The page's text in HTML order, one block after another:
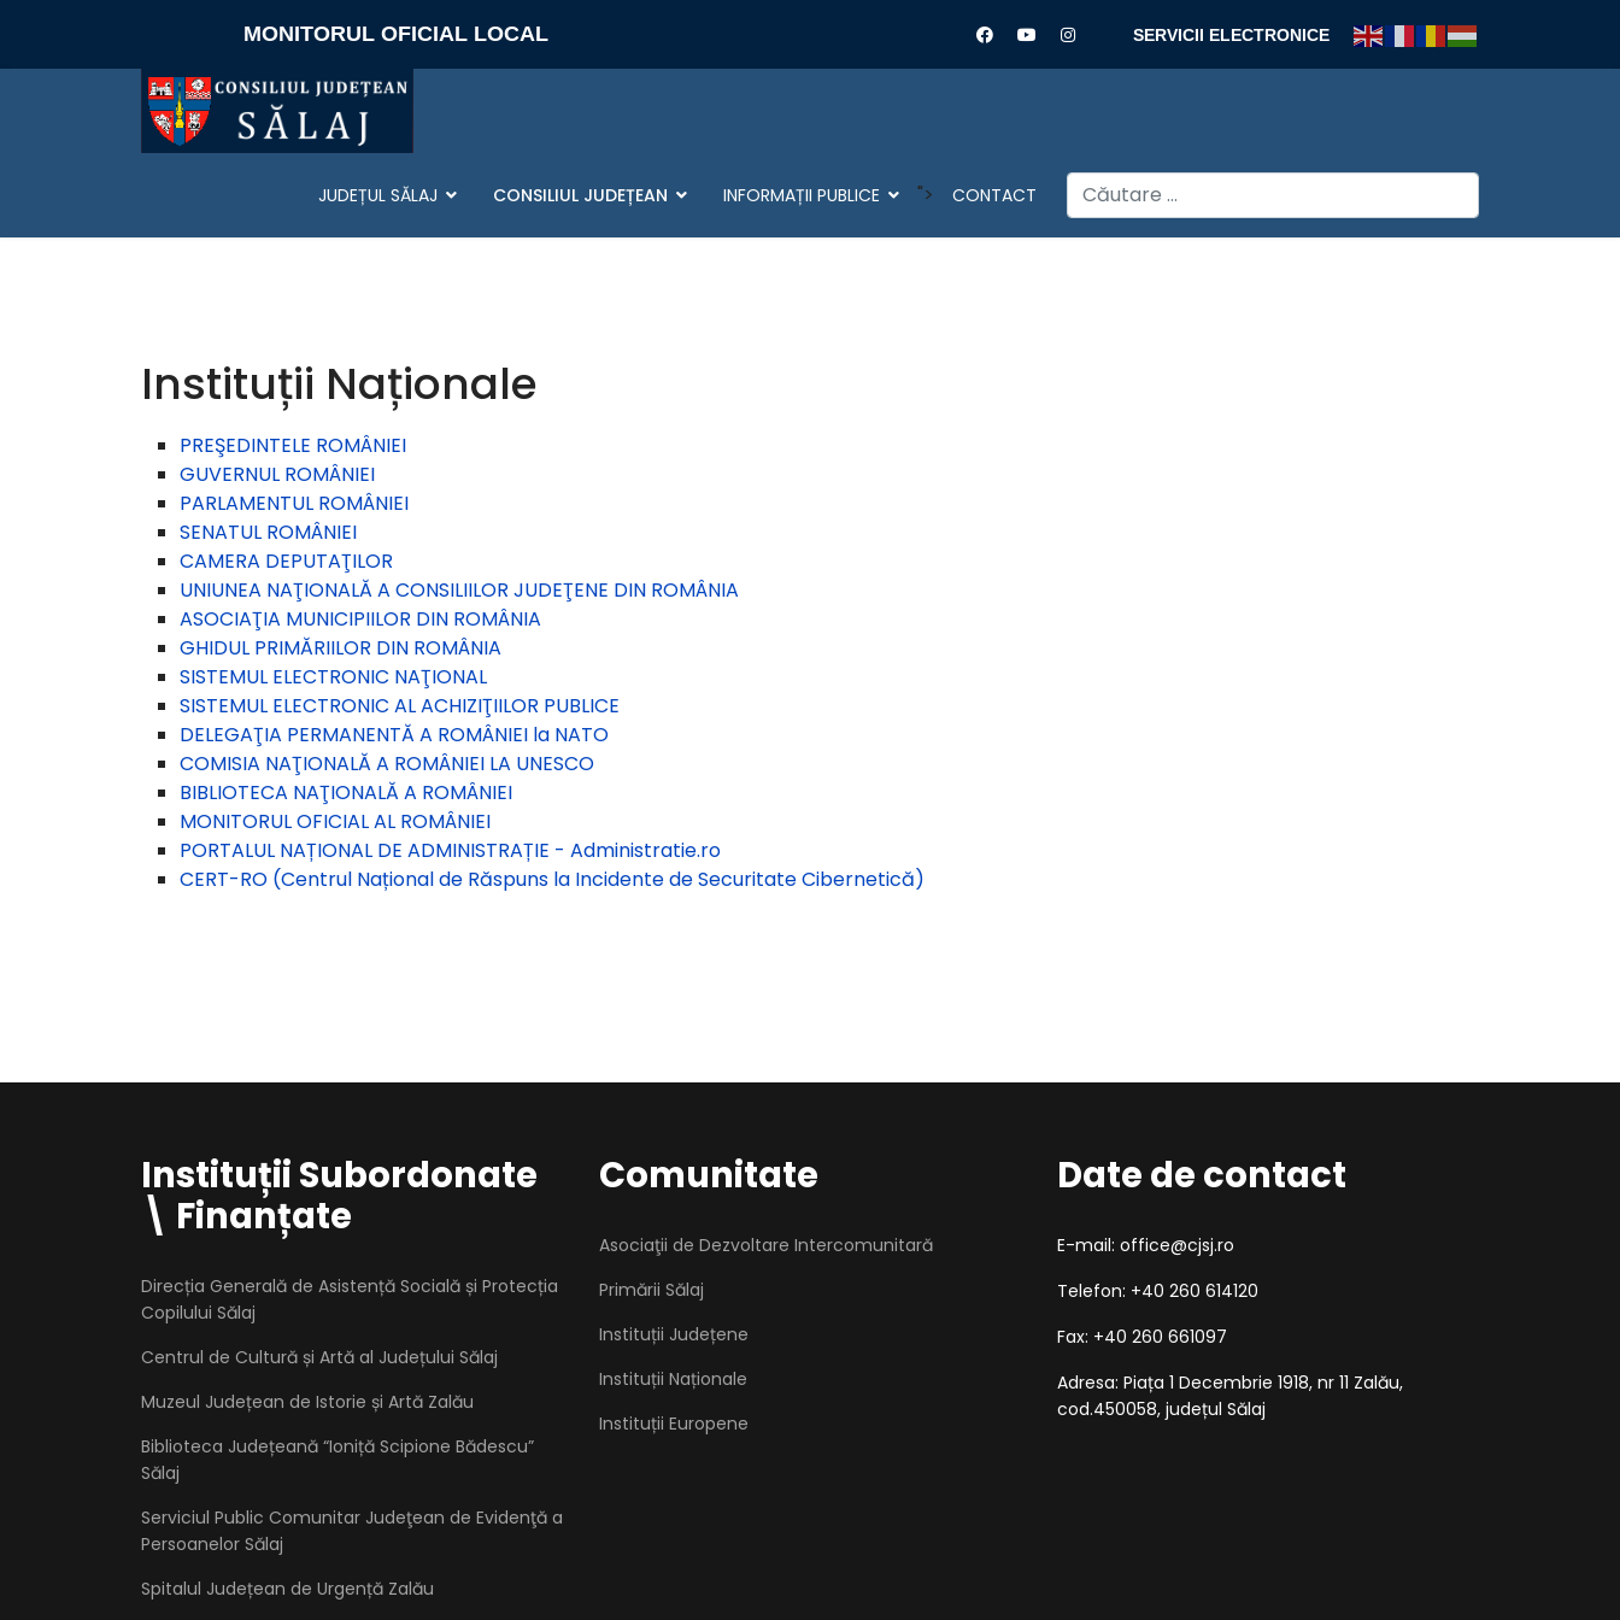
MONITORUL OFICIAL LOCAL SERVICII ELECTRONICE
JUDEȚUL SĂLAJ CONSILIUL JUDEȚEAN INFORMAȚII PUBLICE "> CONTACT Cautare
Instituții Naționale
PREŞEDINTELE ROMÂNIEI
GUVERNUL ROMÂNIEI
PARLAMENTUL ROMÂNIEI
SENATUL ROMÂNIEI
CAMERA DEPUTAŢILOR
UNIUNEA NAŢIONALĂ A CONSILIILOR JUDEŢENE DIN ROMÂNIA
ASOCIAŢIA MUNICIPIILOR DIN ROMÂNIA
GHIDUL PRIMĂRIILOR DIN ROMÂNIA
SISTEMUL ELECTRONIC NAŢIONAL
SISTEMUL ELECTRONIC AL ACHIZIŢIILOR PUBLICE
DELEGAŢIA PERMANENTĂ A ROMÂNIEI la NATO
COMISIA NAŢIONALĂ A ROMÂNIEI LA UNESCO
BIBLIOTECA NAŢIONALĂ A ROMÂNIEI
MONITORUL OFICIAL AL ROMÂNIEI
PORTALUL NAȚIONAL DE ADMINISTRAȚIE - Administratie.ro
CERT-RO (Centrul Național de Răspuns la Incidente de Securitate Cibernetică)
Instituții Subordonate
\ Finanțate
Direcția Generală de Asistență Socială și Protecția
Copilului Sălaj
Centrul de Cultură și Artă al Județului Sălaj
Muzeul Județean de Istorie și Artă Zalău
Biblioteca Județeană “Ioniță Scipione Bădescu”
Sălaj
Serviciul Public Comunitar Judeţean de Evidenţă a
Persoanelor Sălaj
Spitalul Județean de Urgență Zalău
Comunitate
Asociaţii de Dezvoltare Intercomunitară
Primării Sălaj
Instituții Județene
Instituții Naționale
Instituții Europene
Date de contact
E-mail: office@cjsj.ro
Telefon: +40 260 614120
Fax: +40 260 661097
Adresa: Piața 1 Decembrie 1918, nr 11 Zalău,
cod.450058, județul Sălaj